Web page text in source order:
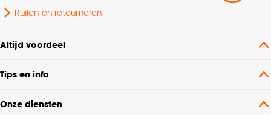
Ruilen en retourneren
Altijd voordeel
Tips en info
Onze diensten